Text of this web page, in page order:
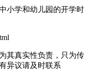
小学和幼儿园的开学时
其真实性负责，只为传
异议请及时联系